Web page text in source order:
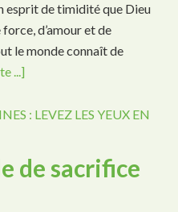
esprit de timidité que Dieu
d’amour et de
le monde connaît de
...]
: LEVEZ LES YEUX EN
de sacrifice